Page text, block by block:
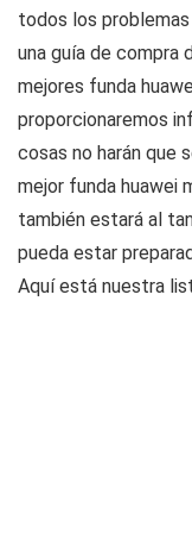
todos los
una guía de compra
mejores funda
proporcionaremos
cosas no harán que
mejor funda huawei
también estará al
pueda estar
Aquí está nuestra